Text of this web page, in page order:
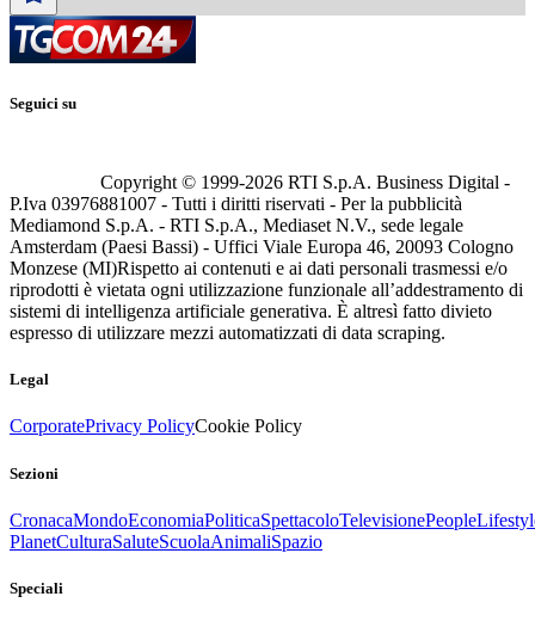
Seguici su
Copyright © 1999-2026 RTI S.p.A. Business Digital -
P.Iva 03976881007 - Tutti i diritti riservati - Per la pubblicità
Mediamond S.p.A. - RTI S.p.A., Mediaset N.V., sede legale
Amsterdam (Paesi Bassi) - Uffici Viale Europa 46, 20093 Cologno
Monzese (MI)Rispetto ai contenuti e ai dati personali trasmessi e/o
riprodotti è vietata ogni utilizzazione funzionale all’addestramento di
sistemi di intelligenza artificiale generativa. È altresì fatto divieto
espresso di utilizzare mezzi automatizzati di data scraping.
Legal
CorporatePrivacy PolicyCookie Policy
Sezioni
CronacaMondoEconomiaPoliticaSpettacoloTelevisionePeople
PlanetCulturaSaluteScuolaAnimaliSpazio
Speciali